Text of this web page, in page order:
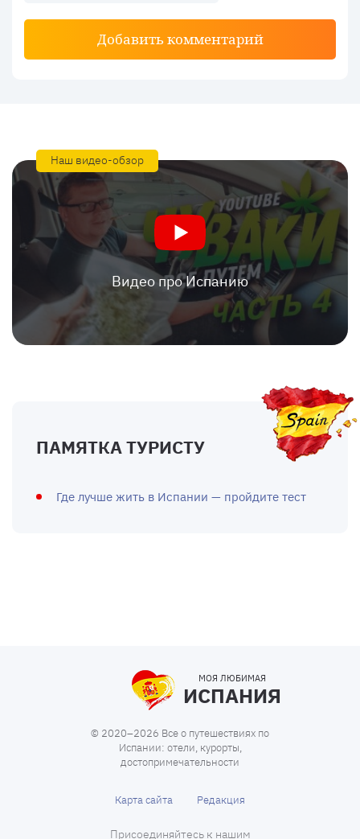
Добавить комментарий
Наш видео-обзор
Видео про Испанию
ПАМЯТКА ТУРИСТУ
Где лучше жить в Испании — пройдите тест
МОЯ ЛЮБИМАЯ
ИСПАНИЯ
© 2020–2026 Все о путешествиях по
Испании: отели, курорты,
достопримечательности
Карта сайта Редакция
Присоединяйтесь к нашим